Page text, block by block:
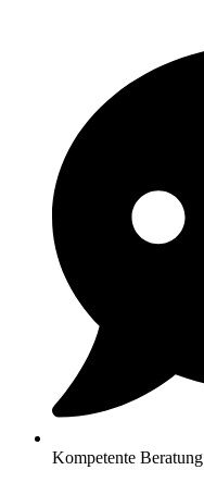
Kompetente Beratung